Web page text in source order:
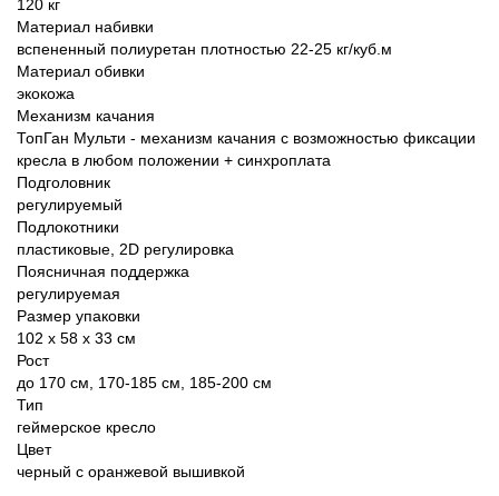
120 кг
Материал набивки
вспененный полиуретан плотностью 22-25 кг/куб.м
Материал обивки
экокожа
Механизм качания
ТопГан Мульти - механизм качания с возможностью фиксации
кресла в любом положении + синхроплата
Подголовник
регулируемый
Подлокотники
пластиковые, 2D регулировка
Поясничная поддержка
регулируемая
Размер упаковки
102 х 58 х 33 см
Рост
до 170 см, 170-185 см, 185-200 см
Тип
геймерское кресло
Цвет
черный с оранжевой вышивкой